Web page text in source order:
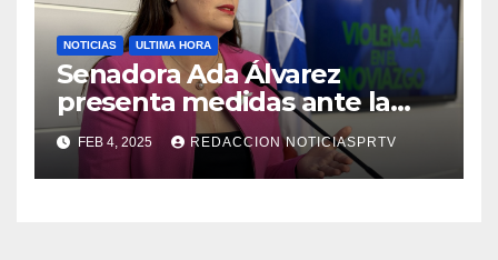
NOTICIAS ULTIMA HORA
Senadora Ada Álvarez
presenta medidas ante la
violencia en el noviazgo
FEB 4, 2025 REDACCION NOTICIASPRTV